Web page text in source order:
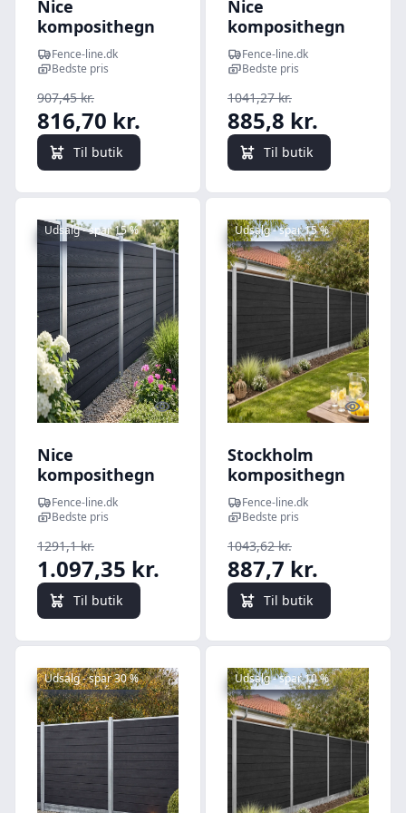
Nice
komposithegn
med
stålbundplade og
stålstolper -
Guldklasse Mørk
antracit (sort)
178cm
Fence-line.dk
Bedste pris
907,45 kr.
816,70 kr.
Til butik
Nice
komposithegn
med
galvaniserede
Guldklasse Mørk
antracit (sort)
165cm
Fence-line.dk
Bedste pris
1041,27 kr.
885,8 kr.
Til butik
Udsalg - spar 15 %
Quick look
Nice
komposithegn
med
galvaniserede
Guldklasse Mørk
antracit (sort)
210cm
Fence-line.dk
Bedste pris
1291,1 kr.
1.097,35 kr.
Til butik
Udsalg - spar 15 %
Quick
Stockholm
komposithegn
med
stålbundplade og
stålstolper -
Sølvklasse Mørk
antracit (sort)
153cm
Fence-line.dk
Bedste pris
1043,62 kr.
887,7 kr.
Til butik
Udsalg - spar 30 % Udsalg - spar 10 %